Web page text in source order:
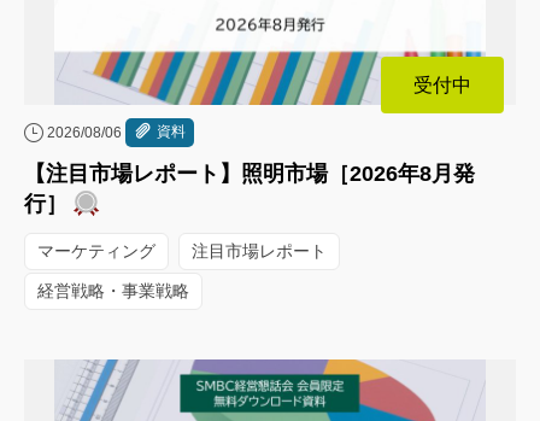
受付中
2026/08/06 資料
【注目市場レポート】照明市場［2026年8月発
行］
マーケティング 注目市場レポート
経営戦略・事業戦略